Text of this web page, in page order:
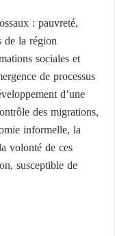
: pauvreté,
de la région
sociales et
de processus
d’une
des migrations,
informelle, la
volonté de ces
susceptible de